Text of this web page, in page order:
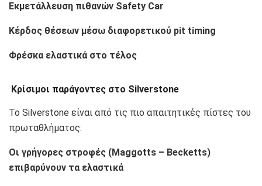
Εκμετάλλευση πιθανών Safety Car
Κέρδος θέσεων μέσω διαφορετικού pit timing
Φρέσκα ελαστικά στο τέλος
Κρίσιμοι παράγοντες στο Silverstone
Το Silverstone είναι από τις πιο απαιτητικές πίστες του
πρωταθλήματος:
Οι γρήγορες στροφές (Maggotts – Becketts)
επιβαρύνουν τα ελαστικά